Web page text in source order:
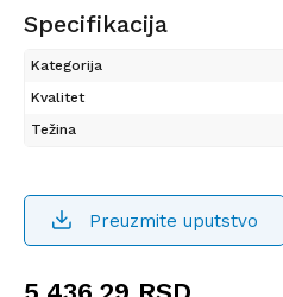
Specifikacija
Kategorija
Kvalitet
Težina
Preuzmite uputstvo